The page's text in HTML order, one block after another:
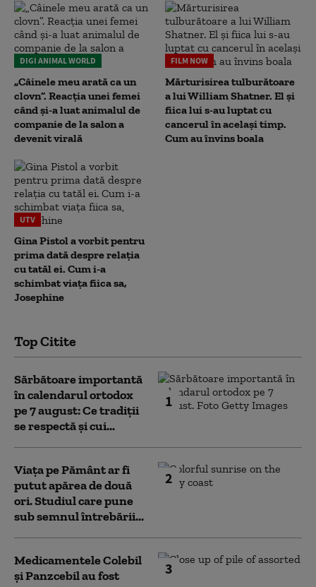
DIGI ANIMAL WORLD
„Câinele meu arată ca un
clovn”. Reacția unei femei
când și-a luat animalul de
companie de la salon a
devenit virală
FILM NOW
Mărturisirea tulburătoare
a lui William Shatner. El și
fiica lui s-au luptat cu
cancerul în același timp.
Cum au învins boala
UTV
Gina Pistol a vorbit pentru
prima dată despre relația
cu tatăl ei. Cum i-a
schimbat viața fiica sa,
Josephine
Top Citite
1
Sărbătoare importantă
în calendarul ortodox
pe 7 august: Ce tradiții
se respectă și cui...
2
Viața pe Pământ ar fi
putut apărea de două
ori. Studiul care pune
sub semnul întrebării...
3
Medicamentele Colebil
și Panzcebil au fost